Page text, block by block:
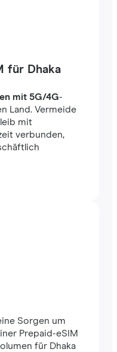
für Dhaka
mit 5G/4G-
Land. Vermeide
mit
verbunden,
Sorgen um
Prepaid-eSIM
für Dhaka